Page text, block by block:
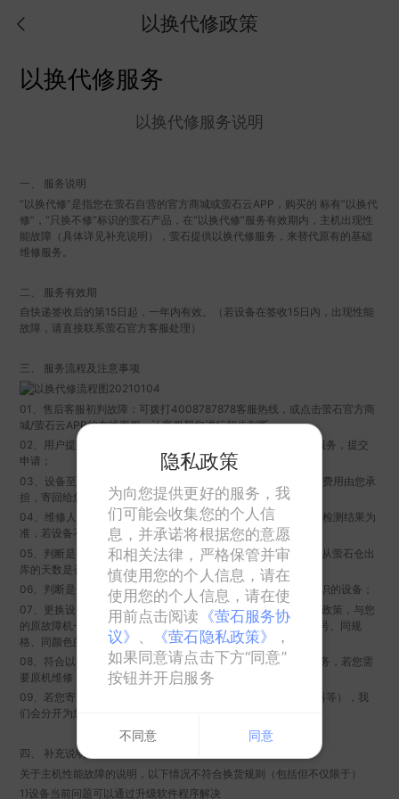
以换代修政策
以换代修服务
以换代修服务说明
一、 服务说明
“以换代修”是指您在萤石自营的官方商城或萤石云APP，购买的 标有“以换代
修”，“只换不修”标识的萤石产品，在“以换代修”服务有效期内，主机出现性
能故障（具体详见补充说明），萤石提供以换代修服务，来替代原有的基础
维修服务。
二、 服务有效期
自快递签收后的第15日起，一年内有效。（若设备在签收15日内，出现性能
故障，请直接联系萤石官方客服处理）
三、 服务流程及注意事项
01、售后客服初判故障：可拨打4008787878客服热线，或点击萤石官方商
城/萤石云APP的在线客服，让客服帮您进行初步判断；
02、用户提交维修申请：萤石云视频APP-我的-服务中心-检修服务，提交
申请；
03、设备至检修点：您可通过快递寄送至最近的检修点，寄送的费用由您承
担，寄回给您的费用由萤石承担；
04、维修人员故障检测：设备是否存在故障，以维修人员专业的检测结果为
准，若设备不存在故障，我们会与您沟通并寄回设备；
05、判断是否一年内：指萤石维修点收货的时间，距离这台设备从萤石仓出
库的天数是否小于365天；
06、判断是否指定型号：仅指萤石官方商城，带有“以换代修”标识的设备；
07、更换设备寄给用户：为您更换的为良品备机，且该设备保修政策，与您
的原故障机一致。另寄回设备必须配件齐全，且只支持更换同型号、同规
格、同颜色的商品，不支持更换别的设备；
08、符合以换代修的设备，我们将默认按“以换代修”为您提供服务，若您需
要原机维修，请您提前告知我们；
09、若您寄回包裹内，含多寄回的附件（如SD卡，非原装适配器等），我
们会分开为您寄回。
四、 补充说明
关于主机性能故障的说明，以下情况不符合换货规则（包括但不仅限于）
1)设备当前问题可以通过升级软件程序解决
隐私政策
为向您提供更好的服务，我
们可能会收集您的个人信
息，并承诺将根据您的意愿
和相关法律，严格保管并审
慎使用您的个人信息，请在
使用您的个人信息，请在使
用前点击阅读 《萤石服务协
议》 、 《萤石隐私政策》
，
如果同意请点击下方“同意”
按钮并开启服务
不同意 同意